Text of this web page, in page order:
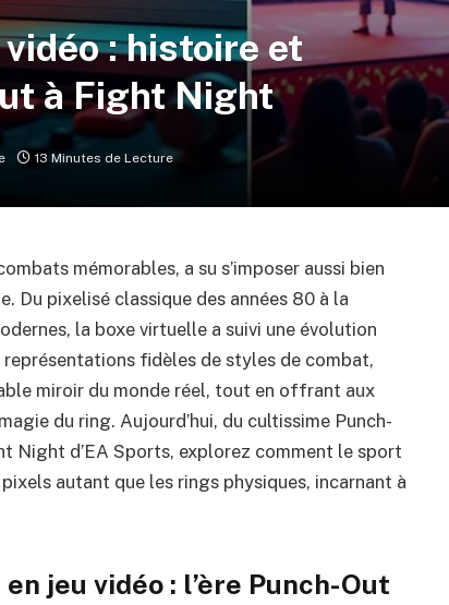
: histoire et
à Fight Night
13 Minutes de Lecture
mémorables, a su s’imposer aussi bien
Du pixelisé classique des années 80 à la
la boxe virtuelle a suivi une évolution
fidèles de styles de combat,
miroir du monde réel, tout en offrant aux
du ring. Aujourd’hui, du cultissime Punch-
Night d’EA Sports, explorez comment le sport
autant que les rings physiques, incarnant à
jeu vidéo : l’ère Punch-Out